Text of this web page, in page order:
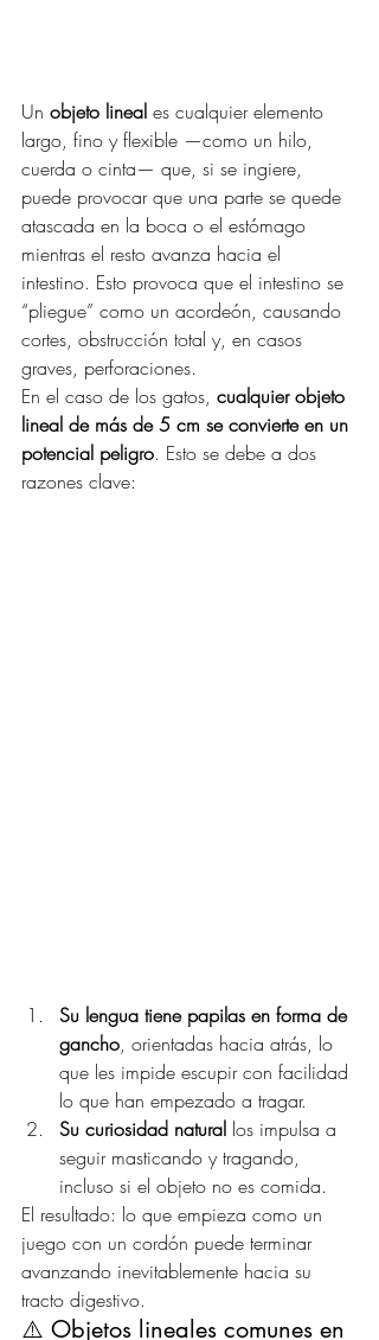
Un objeto lineal es cualquier elemento
largo, fino y flexible —como un hilo,
cuerda o cinta— que, si se ingiere,
puede provocar que una parte se quede
atascada en la boca o el estómago
mientras el resto avanza hacia el
intestino. Esto provoca que el intestino se
“pliegue” como un acordeón, causando
cortes, obstrucción total y, en casos
graves, perforaciones.
En el caso de los gatos, cualquier objeto
lineal de más de 5 cm se convierte en un
potencial peligro. Esto se debe a dos
razones clave:
Su lengua tiene papilas en forma de
gancho, orientadas hacia atrás, lo
que les impide escupir con facilidad
lo que han empezado a tragar.
Su curiosidad natural los impulsa a
seguir masticando y tragando,
incluso si el objeto no es comida.
El resultado: lo que empieza como un
juego con un cordón puede terminar
avanzando inevitablemente hacia su
tracto digestivo.
⚠️ Objetos lineales comunes en